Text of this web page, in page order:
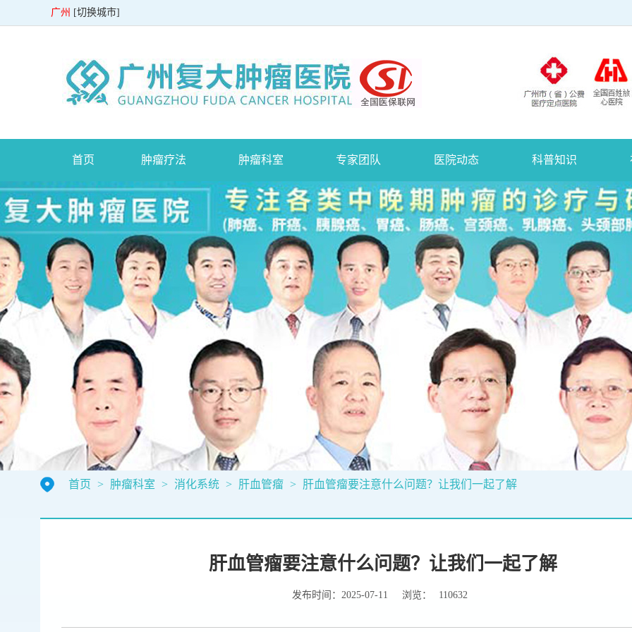
广州 [切换城市]
首页 肿瘤疗法 肿瘤科室 专家团队 医院动态 科普知识
首页 > 肿瘤科室 > 消化系统 > 肝血管瘤 > 肝血管瘤要注意什么问题？让我们一起了解
肝血管瘤要注意什么问题？让我们一起了解
发布时间：2025-07-11 浏览： 110632